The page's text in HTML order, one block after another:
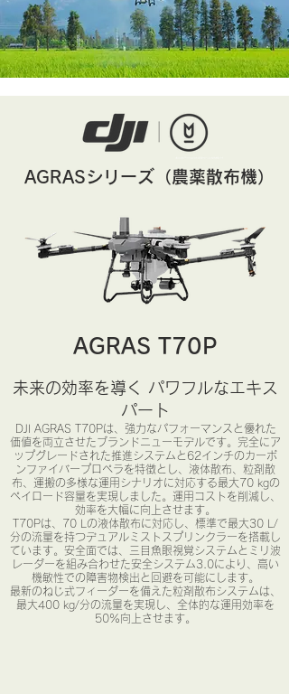
AGRASシリーズ（農薬散布機）
​AGRAS T70P
未来の効率を導く パワフルなエキス
パート
DJI AGRAS T70Pは、強力なパフォーマンスと優れた
価値を両立させたブランドニューモデルです。完全にア
ップグレードされた推進システムと62インチのカーボ
ンファイバープロペラを特徴とし、液体散布、粒剤散
布、運搬の多様な運用シナリオに対応する最大70 kgの
ペイロード容量を実現しました。運用コストを削減し、
効率を大幅に向上させます。
T70Pは、70 Lの液体散布に対応し、標準で最大30 L/
分の流量を持つデュアルミストスプリンクラーを搭載し
ています。安全面では、三目魚眼視覚システムとミリ波
レーダーを組み合わせた安全システム3.0により、高い
機敏性での障害物検出と回避を可能にします。
最新のねじ式フィーダーを備えた粒剤散布システムは、
最大400 kg/分の流量を実現し、全体的な運用効率を
50%向上させます。